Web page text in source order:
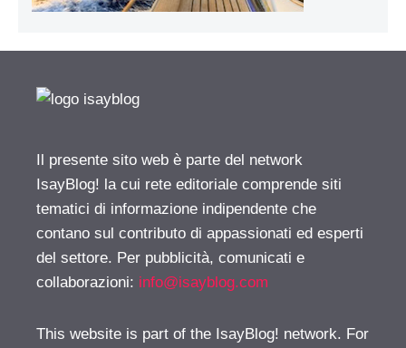
Il presente sito web è parte del network
IsayBlog! la cui rete editoriale comprende siti
tematici di informazione indipendente che
contano sul contributo di appassionati ed esperti
del settore. Per pubblicità, comunicati e
collaborazioni: info@isayblog.com
This website is part of the IsayBlog! network. For